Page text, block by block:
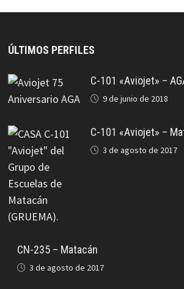
ÚLTIMOS PERFILES
C-101 «Aviojet» –
9 de junio de 2018
C-101 «Aviojet» –
3 de agosto de 2017
CN-235 – Matacán
3 de agosto de 2017